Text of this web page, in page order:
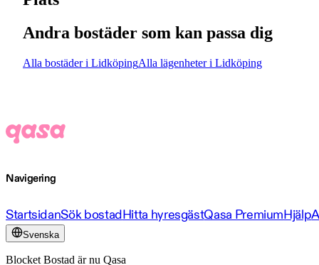
Andra bostäder som kan passa dig
Alla bostäder i LidköpingAlla lägenheter i Lidköping
Navigering
StartsidanSök bostadHitta hyresgästQasa PremiumHjälp
Svenska
Blocket Bostad är nu Qasa